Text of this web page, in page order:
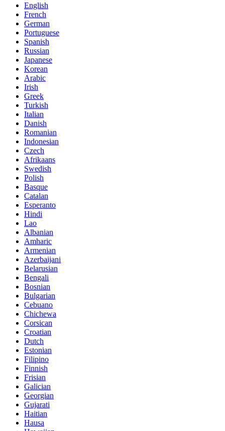
English
French
German
Portuguese
Spanish
Russian
Japanese
Korean
Arabic
Irish
Greek
Turkish
Italian
Danish
Romanian
Indonesian
Czech
Afrikaans
Swedish
Polish
Basque
Catalan
Esperanto
Hindi
Lao
Albanian
Amharic
Armenian
Azerbaijani
Belarusian
Bengali
Bosnian
Bulgarian
Cebuano
Chichewa
Corsican
Croatian
Dutch
Estonian
Filipino
Finnish
Frisian
Galician
Georgian
Gujarati
Haitian
Hausa